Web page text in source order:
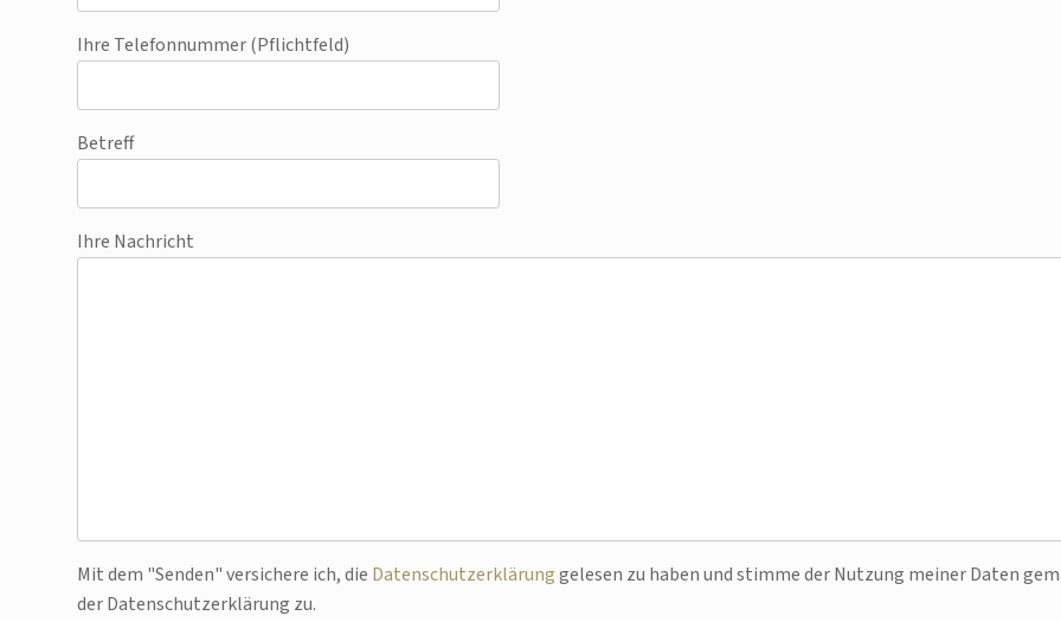
Ihre Telefonnummer (Pflichtfeld)
Betreff
Ihre Nachricht
Bitte lasse dieses Feld leer.
Mit dem "Senden" versichere ich, die Datenschutzerklärunggelesen zu haben und stimme der Nutzung meiner Daten
der Datenschutzerklärung zu.